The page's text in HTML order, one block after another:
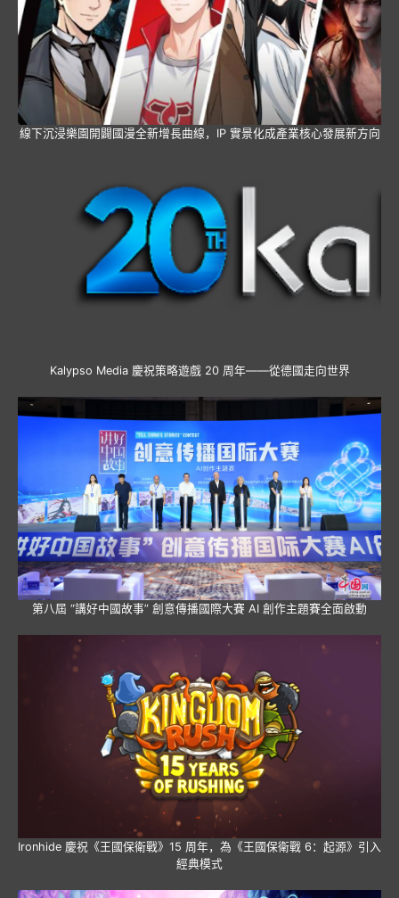
線下沉浸樂園開闢國漫全新增長曲線，IP 實景化成產業核心發展新方向
Kalypso Media 慶祝策略遊戲 20 周年——從德國走向世界
第八屆 “講好中國故事” 創意傳播國際大賽 AI 創作主題賽全面啟動
Ironhide 慶祝《王國保衛戰》15 周年，為《王國保衛戰 6：起源》引入
經典模式